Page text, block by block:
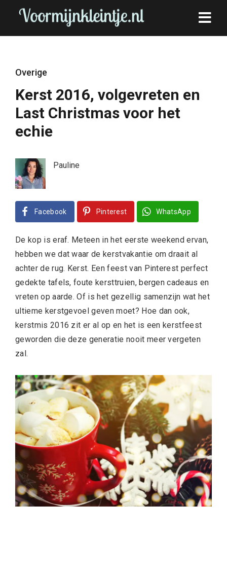
Overige
Kerst 2016, volgevreten en
Last Christmas voor het
echie
Pauline
Facebook Pinterest WhatsApp
De kop is eraf. Meteen in het eerste weekend ervan,
hebben we dat waar de kerstvakantie om draait al
achter de rug. Kerst. Een feest van Pinterest perfect
gedekte tafels, foute kersttruien, bergen cadeaus en
vreten op aarde. Of is het gezellig samenzijn wat het
ultieme kerstgevoel geven moet? Hoe dan ook,
kerstmis 2016 zit er al op en het is een kerstfeest
geworden die deze generatie nooit meer vergeten
zal.